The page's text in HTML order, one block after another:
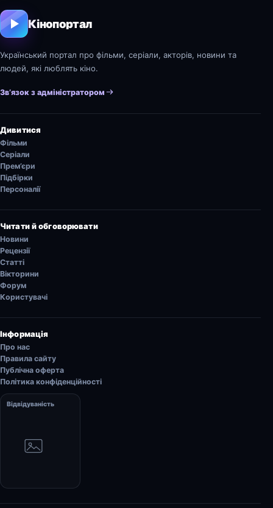
Кінопортал
Український портал про фільми, серіали, акторів, новини та
людей, які люблять кіно.
Зв’язок з адміністратором
Дивитися
Фільми
Серіали
Прем’єри
Підбірки
Персоналії
Читати й обговорювати
Новини
Рецензії
Статті
Вікторини
Форум
Користувачі
Інформація
Про нас
Правила сайту
Публічна оферта
Політика конфіденційності
Відвідуваність